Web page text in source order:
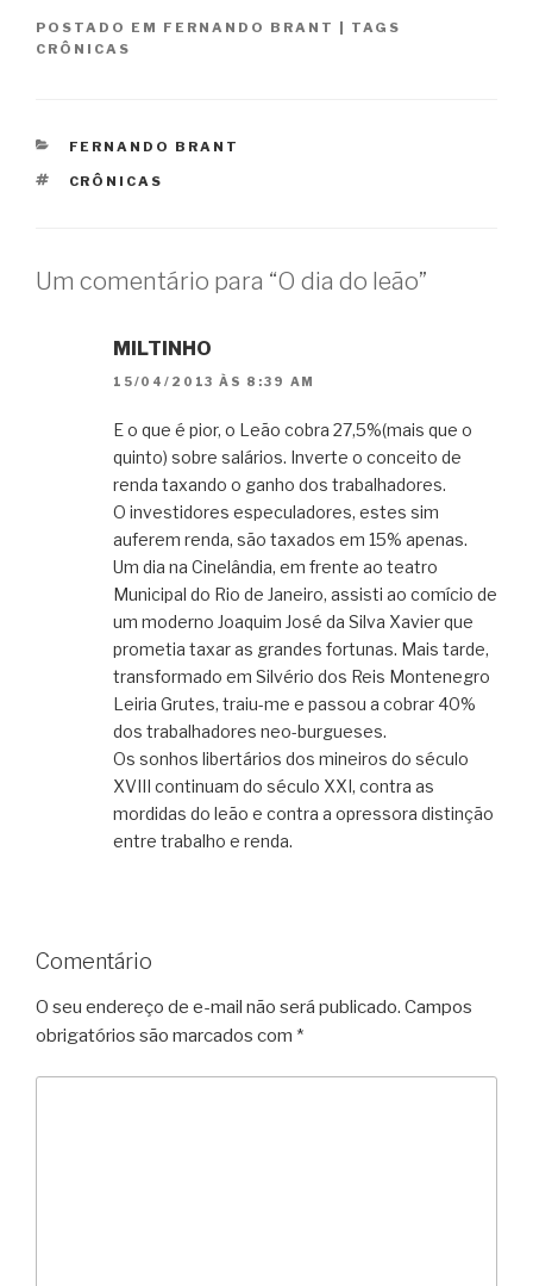
POSTADO EM FERNANDO BRANT
TAGS
CRÔNICAS
CATEGORIAS
FERNANDO BRANT
TAGS
CRÔNICAS
Um comentário para “O dia do leão”
MILTINHO
15/04/2013 ÀS 8:39 AM
E o que é pior, o Leão cobra 27,5%(mais que o
quinto) sobre salários. Inverte o conceito de
renda taxando o ganho dos trabalhadores.
O investidores especuladores, estes sim
auferem renda, são taxados em 15% apenas.
Um dia na Cinelândia, em frente ao teatro
Municipal do Rio de Janeiro, assisti ao comício de
um moderno Joaquim José da Silva Xavier que
prometia taxar as grandes fortunas. Mais tarde,
transformado em Silvério dos Reis Montenegro
Leiria Grutes, traiu-me e passou a cobrar 40%
dos trabalhadores neo-burgueses.
Os sonhos libertários dos mineiros do século
XVIII continuam do século XXI, contra as
mordidas do leão e contra a opressora distinção
entre trabalho e renda.
Comentário
O seu endereço de e-mail não será publicado. Campos
obrigatórios são marcados com *